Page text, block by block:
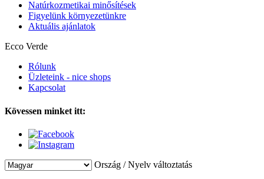
Natúrkozmetikai minősítések
Figyelünk környezetünkre
Aktuális ajánlatok
Ecco Verde
Rólunk
Üzleteink - nice shops
Kapcsolat
Kövessen minket itt:
Ország / Nyelv változtatás